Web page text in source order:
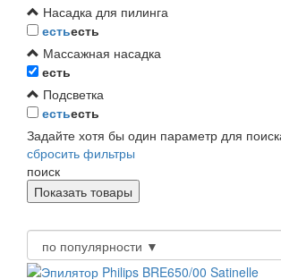
Насадка для пилинга
естьесть
Массажная насадка
есть
Подсветка
естьесть
Задайте хотя бы один параметр для
сбросить фильтры
поиск